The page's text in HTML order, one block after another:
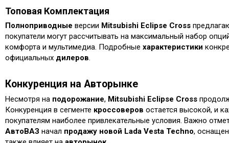
Топовая Комплектация
Полноприводные версии Mitsubishi Eclipse Cross
покупатели могут рассчитывать на максимальный набор
комфорта и мультимедиа. Подробные характеристики
официальных дилеров.
Конкуренция на Авторынке
Несмотря на подорожание, Mitsubishi Eclipse Cross
Конкуренция в сегменте кроссоверов остается высокой, и
покупателям наиболее привлекательные условия. Важно
АвтоВАЗ начал продажу новой Lada Vesta Techno,